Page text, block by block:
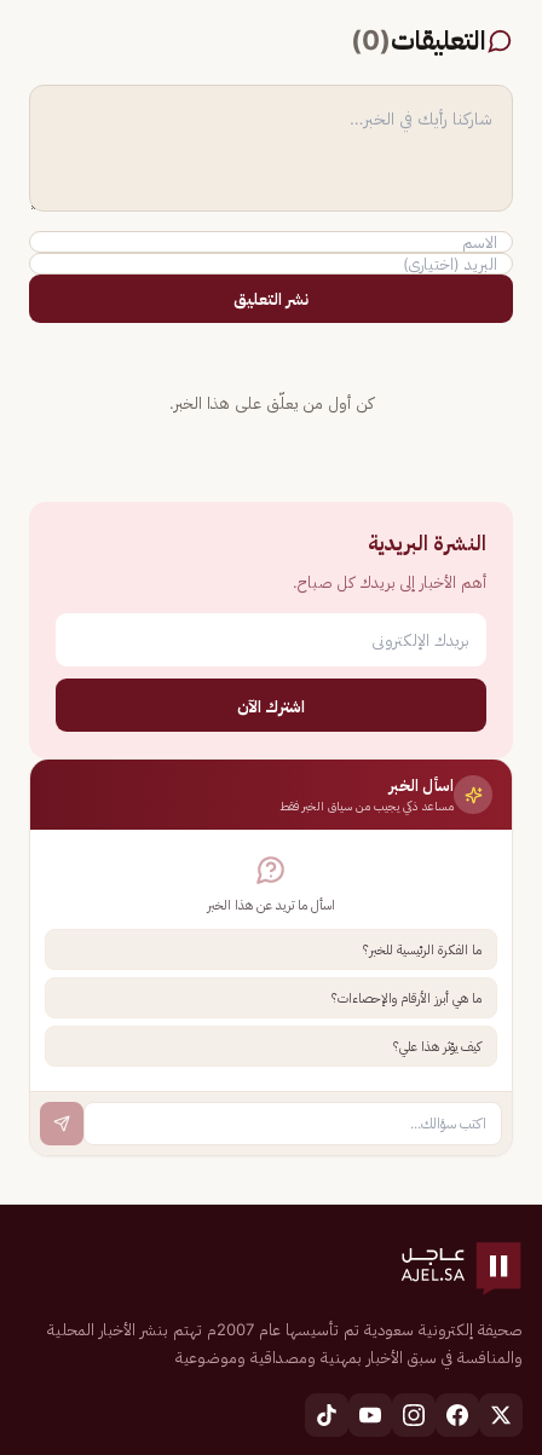
التعليقات(
0
)
نشر التعليق
كن أول من يعلّق على هذا الخبر.
النشرة البريدية
أهم الأخبار إلى بريدك كل صباح.
اشترك الآن
اسأل الخبر
مساعد ذكي يجيب من سياق الخبر فقط
اسأل ما تريد عن هذا الخبر
ما الفكرة الرئيسية للخبر؟
ما هي أبرز الأرقام والإحصاءات؟
كيف يؤثر هذا علي؟
صحيفة إلكترونية سعودية تم تأسيسها عام 2007م تهتم بنشر الأخبار المحلية
والمنافسة في سبق الأخبار بمهنية ومصداقية وموضوعية